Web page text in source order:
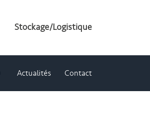
Stockage/Logistique
Actualités Contact